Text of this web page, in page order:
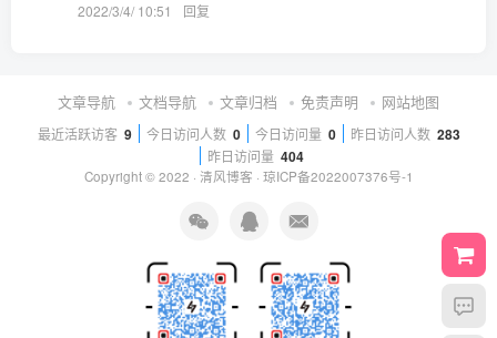
2022/3/4/ 10:51 回复
文章导航 文档导航 文章归档 免责声明 网站地图
最近活跃访客 9 今日访问人数 0 今日访问量 0 昨日访问人数 283
昨日访问量 404
Copyright © 2022 · 清风博客 · 琼ICP备2022007376号-1